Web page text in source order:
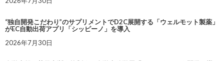
“独自開発こだわり”のサプリメントでD2C展開する「ウェルモット製薬」
がEC自動出荷アプリ「シッピーノ」を導入
2026年7月30日